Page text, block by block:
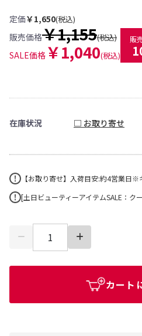
定価￥1,650(税込)
販売価格￥1,155(税込)
SALE価格 ￥1,040(税込)
販
在庫状況 □ お取り寄せ
【お取り寄せ】入荷目安:約4営業日※
[土日ビューティーアイテムSALE：ク
カート